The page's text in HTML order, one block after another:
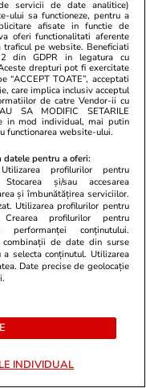
GSP.RO
Ce se
Locul unde
șters din
de ani, cu
servicii de date analitice)
ului sa functioneze, pentru a
afisate in functie de
oferi functionalitati aferente
traficul pe website. Beneficiati
din GDPR in legatura cu
drepturi pot fi exercitate
“ACCEPT TOATE”, acceptati
care implica inclusiv acceptul
de catre Vendor-ii cu
SA MODIFIC SETARILE
in mod individual, mai putin
functionarea website-ului.
pentru a oferi:
profilurilor pentru
și/sau accesarea
și îmbunătățirea serviciilor.
Utilizarea profilurilor pentru
profilurilor pentru
performanței conținutului.
de date din surse
selecta conținutul. Utilizarea
Date precise de geolocație
INDIVIDUAL